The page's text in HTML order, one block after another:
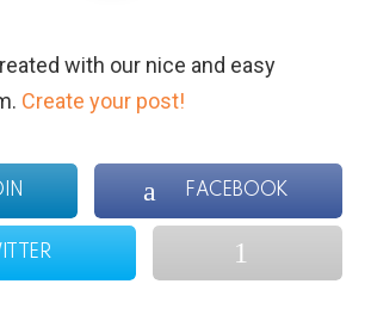
with our nice and easy
Create your post!
FACEBOOK